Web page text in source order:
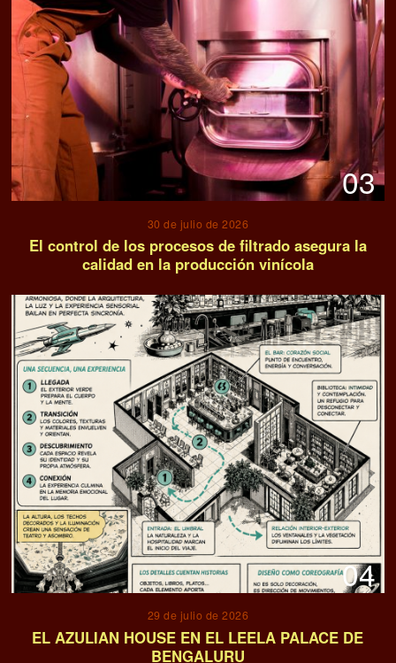
03
30 de julio de 2026
El control de los procesos de filtrado asegura la
calidad en la producción vinícola
04
29 de julio de 2026
EL AZULIAN HOUSE EN EL LEELA PALACE DE
BENGALURU